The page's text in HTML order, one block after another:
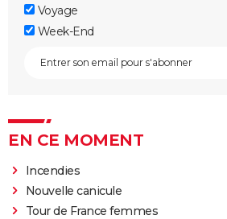
Voyage
Week-End
EN CE MOMENT
Incendies
Nouvelle canicule
Tour de France femmes